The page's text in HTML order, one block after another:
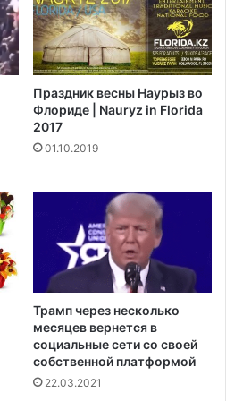
Праздник весны Наурыз во
Флориде | Nauryz in Florida
2017
01.10.2019
Трамп через несколько
месяцев вернется в
социальные сети со своей
собственной платформой
22.03.2021